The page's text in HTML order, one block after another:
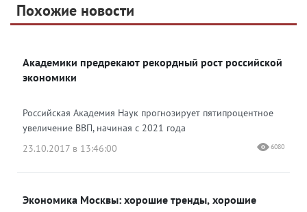
Telegram
Одноклассники
Яндекс Дзен
Похожие новости
Академики предрекают рекордный рост российской
экономики
Российская Академия Наук прогнозирует пятипроцентное
увеличение ВВП, начиная с 2021 года
23.10.2017 в 13:46:00
6080
Экономика Москвы: хорошие тренды, хорошие